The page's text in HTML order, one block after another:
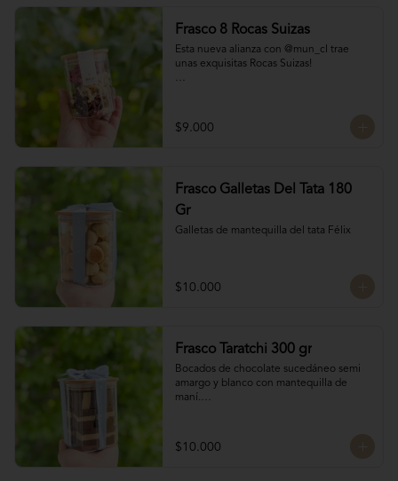
Frasco 8 Rocas Suizas
Esta nueva alianza con @mun_cl trae
unas exquisitas Rocas Suizas!
chocolate
Chocolate de leche
Chocolate Blanco
$9.000
Frasco Galletas Del Tata 180
Gr
Galletas de mantequilla del tata Félix
$10.000
Frasco Taratchi 300 gr
Bocados de chocolate sucedáneo semi
amargo y blanco con mantequilla de
maní.
$10.000